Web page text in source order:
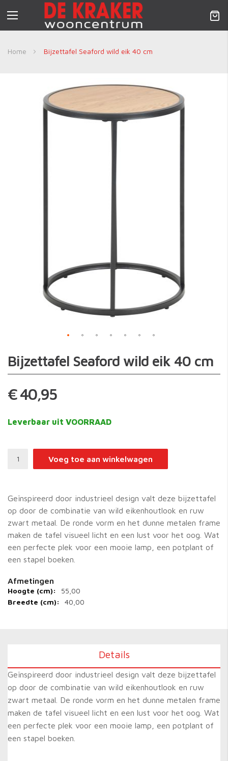
Nav
activeren
Home Bijzettafel Seaford wild eik 40 cm
to
the
of
the
gallery
Bijzettafel Seaford wild eik 40 cm
€ 40,95
Leverbaar uit VOORRAAD
Voeg toe aan winkelwagen
Geïnspireerd door industrieel design valt deze bijzettafel
op door de combinatie van wild eikenhoutlook en ruw
zwart metaal. De ronde vorm en het dunne metalen frame
maken de tafel visueel licht en een lust voor het oog. Wat
een perfecte plek voor een mooie lamp, een potplant of
een stapel boeken.
Meer
informatie
55,00
40,00
Details
Geïnspireerd door industrieel design valt deze bijzettafel
op door de combinatie van wild eikenhoutlook en ruw
zwart metaal. De ronde vorm en het dunne metalen frame
maken de tafel visueel licht en een lust voor het oog. Wat
een perfecte plek voor een mooie lamp, een potplant of
een stapel boeken.